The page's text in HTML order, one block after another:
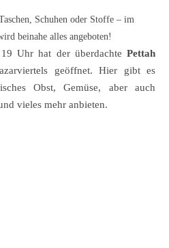
Schuhen oder Stoffe – im
beinahe alles angeboten!
Uhr hat der überdachte Pettah
geöffnet. Hier gibt es
Obst, Gemüse, aber auch
vieles mehr anbieten.